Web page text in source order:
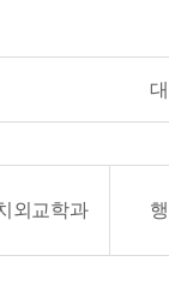
외교학과